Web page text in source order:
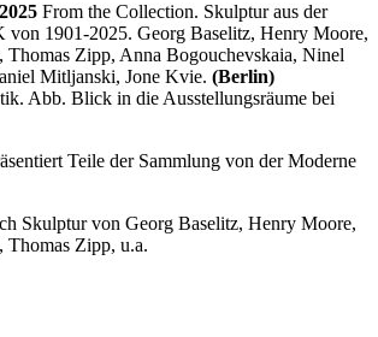
From the Collection. Skulptur aus der
1901-2025. Georg Baselitz, Henry Moore,
Zipp, Anna Bogouchevskaia, Ninel
Mitljanski, Jone Kvie. (Berlin)
Abb. Blick in die Ausstellungsräume bei
Teile der Sammlung von der Moderne
Skulptur von Georg Baselitz, Henry Moore,
Zipp, u.a.